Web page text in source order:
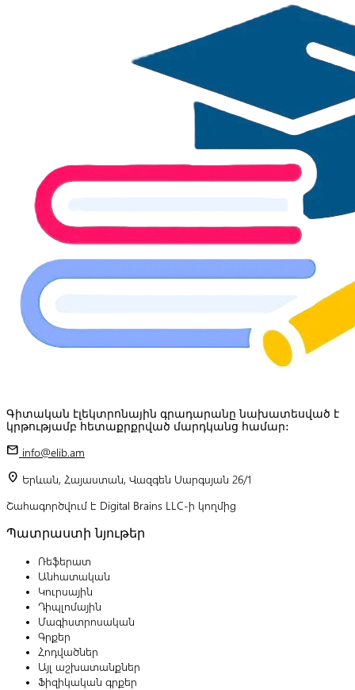
Գիտական էլեկտրոնային գրադարանը նախատեսված է
կրթությամբ հետաքրքրված մարդկանց համար:
mail info@elib.am
location_on Երևան, Հայաստան, Վազգեն Սարգսյան 26/1
Շահագործվում է Digital Brains LLC-ի կողմից
Պատրաստի նյութեր
Ռեֆերատ
Անհատական
Կուրսային
Դիպլոմային
Մագիստրոսական
Գրքեր
Հոդվածներ
Այլ աշխատանքներ
Ֆիզիկական գրքեր